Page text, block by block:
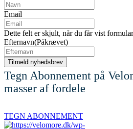
Email
Dette felt er skjult, når du får vist
Efternavn(Påkrævet)
Tegn Abonnement på
masser af fordele
TEGN ABONNEMENT